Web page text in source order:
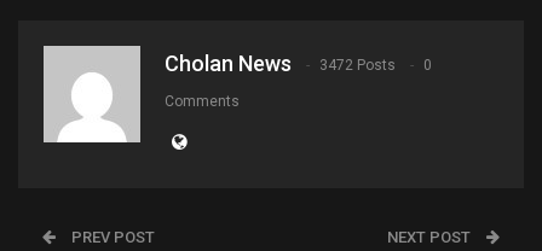
Cholan News 3472 Posts 0
Comments
PREV POST NEXT POST